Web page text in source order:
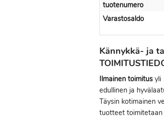
tuotenumero
Varastosaldo
Kännykkä- ja
Ilmainen toimitus yli
edullinen ja
Täysin kotimainen
tuotteet toimitetaan